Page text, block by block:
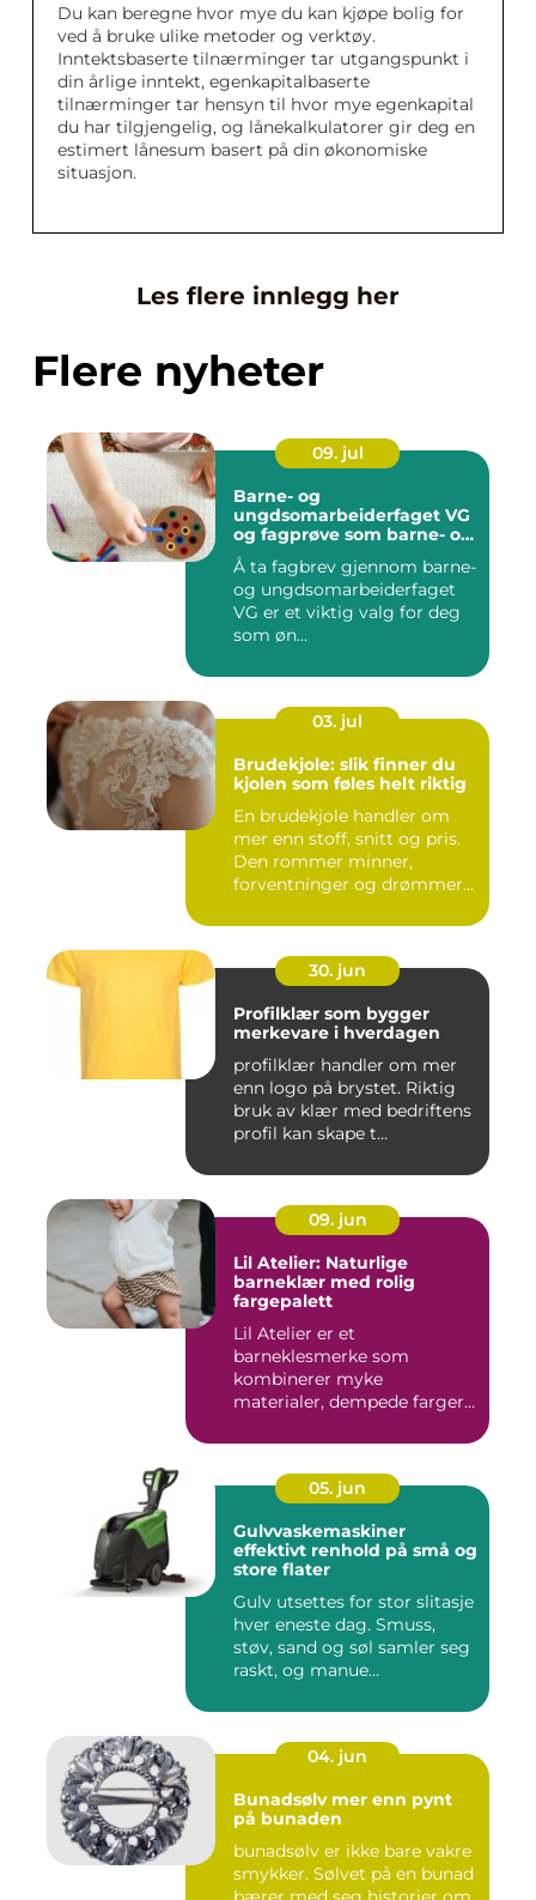
Du kan beregne hvor mye du kan kjøpe bolig for
ved å bruke ulike metoder og verktøy.
Inntektsbaserte tilnærminger tar utgangspunkt i
din årlige inntekt, egenkapitalbaserte
tilnærminger tar hensyn til hvor mye egenkapital
du har tilgjengelig, og lånekalkulatorer gir deg en
estimert lånesum basert på din økonomiske
situasjon.
Les flere innlegg her
Flere nyheter
09. jul
Barne- og
ungdsomarbeiderfaget VG
og fagprøve som barne- og
ungdomsarbeider
Å ta fagbrev gjennom barne-
og ungdsomarbeiderfaget
VG er et viktig valg for deg
som øn...
03. jul
Brudekjole: slik finner du
kjolen som føles helt riktig
En brudekjole handler om
mer enn stoff, snitt og pris.
Den rommer minner,
forventninger og drømmer
30. jun
Profilklær som bygger
merkevare i hverdagen
profilklær handler om mer
enn logo på brystet. Riktig
bruk av klær med bedriftens
profil kan skape t...
09. jun
Lil Atelier: Naturlige
barneklær med rolig
fargepalett
Lil Atelier er et
barneklesmerke som
kombinerer myke
materialer, dempede farger
05. jun
Gulvvaskemaskiner
effektivt renhold på små og
store flater
Gulv utsettes for stor slitasje
hver eneste dag. Smuss,
støv, sand og søl samler seg
raskt, og manue...
04. jun
Bunadsølv mer enn pynt
på bunaden
bunadsølv er ikke bare vakre
smykker. Sølvet på en bunad